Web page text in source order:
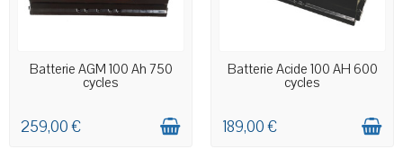
EN STOCK MAGASIN
Batterie AGM 100 Ah 750
cycles
259,00 €
EN STOCK MAGASIN
Batterie Acide 100 AH 600
cycles
189,00 €